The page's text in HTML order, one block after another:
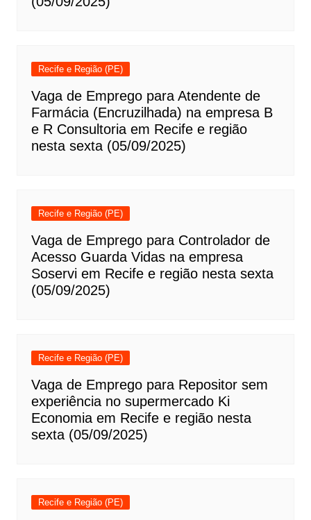
Recife e Região (PE)
Vaga de Emprego para Atendente de
Farmácia (Encruzilhada) na empresa B
e R Consultoria em Recife e região
nesta sexta (05/09/2025)
Recife e Região (PE)
Vaga de Emprego para Controlador de
Acesso Guarda Vidas na empresa
Soservi em Recife e região nesta sexta
(05/09/2025)
Recife e Região (PE)
Vaga de Emprego para Repositor sem
experiência no supermercado Ki
Economia em Recife e região nesta
sexta (05/09/2025)
Recife e Região (PE)